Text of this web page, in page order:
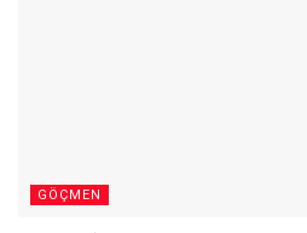
GÖÇMEN